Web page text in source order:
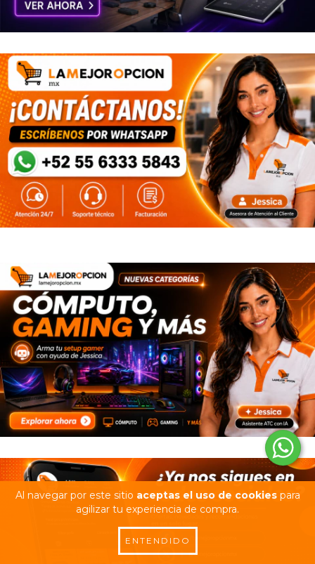
Al navegar por este sitio aceptas el uso de cookiespara
agilizar tu experiencia de compra.
ENTENDIDO